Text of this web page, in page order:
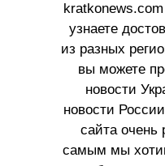
узнаете
из разных
вы можете
новости
новости
сайта очень
самым мы